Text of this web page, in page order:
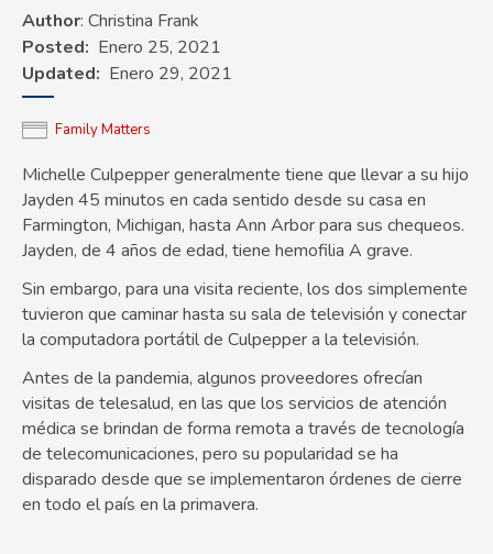
Author: Christina Frank
Posted
Enero 25, 2021
Updated
Enero 29, 2021
Family Matters
Michelle Culpepper generalmente tiene que llevar a su hijo
Jayden 45 minutos en cada sentido desde su casa en
Farmington, Michigan, hasta Ann Arbor para sus chequeos.
Jayden, de 4 años de edad, tiene hemofilia A grave.
Sin embargo, para una visita reciente, los dos simplemente
tuvieron que caminar hasta su sala de televisión y conectar
la computadora portátil de Culpepper a la televisión.
Antes de la pandemia, algunos proveedores ofrecían
visitas de telesalud, en las que los servicios de atención
médica se brindan de forma remota a través de tecnología
de telecomunicaciones, pero su popularidad se ha
disparado desde que se implementaron órdenes de cierre
en todo el país en la primavera.